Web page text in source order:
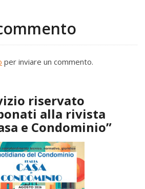
per inviare un commento.
riservato
alla rivista
e Condominio”